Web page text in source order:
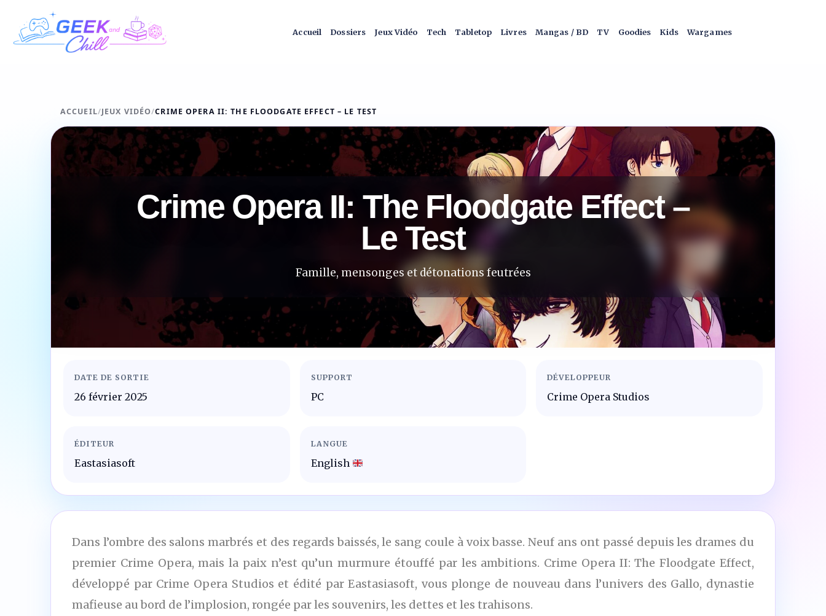
Aller au contenu
Accueil Dossiers Jeux Vidéo Tech Tabletop Livres Mangas / BD TV Goodies Kids Wargames
ACCUEIL/JEUX VIDÉO/CRIME OPERA II: THE FLOODGATE EFFECT – LE TEST
Crime Opera II: The Floodgate Effect –
Le Test
Famille, mensonges et détonations feutrées
DATE DE SORTIE
26 février 2025
SUPPORT
PC
DÉVELOPPEUR
Crime Opera Studios
ÉDITEUR
Eastasiasoft
LANGUE
English
Dans l’ombre des salons marbrés et des regards baissés, le sang coule à voix basse. Neuf ans ont passé depuis les drames du
premier Crime Opera, mais la paix n’est qu’un murmure étouffé par les ambitions. Crime Opera II: The Floodgate Effect,
développé par Crime Opera Studios et édité par Eastasiasoft, vous plonge de nouveau dans l’univers des Gallo, dynastie
mafieuse au bord de l’implosion, rongée par les souvenirs, les dettes et les trahisons.